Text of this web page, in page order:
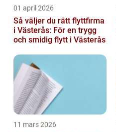
01 april 2026
Så väljer du rätt flyttfirma
i Västerås: För en trygg
och smidig flytt i Västerås
11 mars 2026